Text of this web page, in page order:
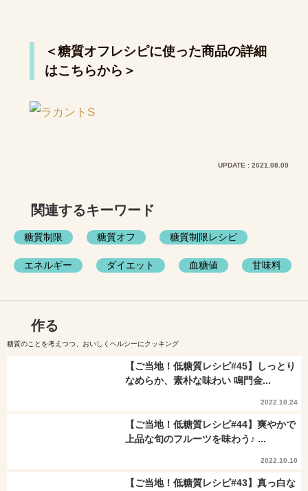
＜糖質オフレシピに使った商品の詳細
はこちらから＞
UPDATE : 2021.08.09
関連するキーワード
糖質制限 糖質オフ 糖質制限レシピ
エネルギー ダイエット 血糖値 甘味料
作る
糖質のことを考えつつ、おいしくヘルシーにクッキング
【ご当地！低糖質レシピ#45】しっとり
なめらか、素朴な味わい 鳴門金...
2022.10.24
【ご当地！低糖質レシピ#44】爽やかで
上品な旬のフルーツを味わう♪ ...
2022.10.10
【ご当地！低糖質レシピ#43】真っ白な